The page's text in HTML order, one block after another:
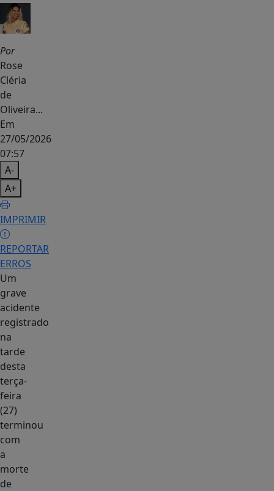
Por
Rose
Cléria
de
Oliveira...
Em
27/05/2026
07:57
A-
A+
IMPRIMIR
REPORTAR
ERROS
Um
grave
acidente
registrado
na
tarde
desta
terça-
feira
(27)
terminou
com
a
morte
de